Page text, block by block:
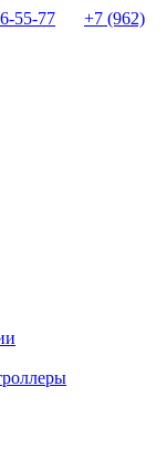
55-77
+7 (962)